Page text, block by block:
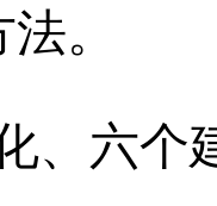
。
、六个